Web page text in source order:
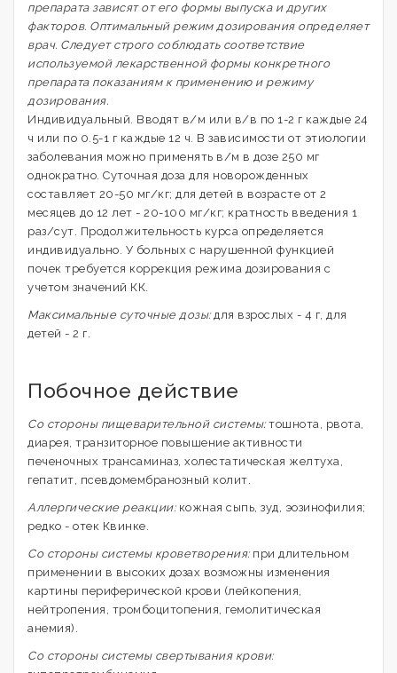
препарата зависят от его формы выпуска и других
факторов. Оптимальный режим дозирования определяет
врач. Следует строго соблюдать соответствие
используемой лекарственной формы конкретного
препарата показаниям к применению и режиму
дозирования.
Индивидуальный. Вводят в/м или в/в по 1-2 г каждые 24
ч или по 0.5-1 г каждые 12 ч. В зависимости от этиологии
заболевания можно применять в/м в дозе 250 мг
однократно. Суточная доза для новорожденных
составляет 20-50 мг/кг; для детей в возрасте от 2
месяцев до 12 лет - 20-100 мг/кг; кратность введения 1
раз/сут. Продолжительность курса определяется
индивидуально. У больных с нарушенной функцией
почек требуется коррекция режима дозирования с
учетом значений КК.
Максимальные суточные дозы:для взрослых - 4 г, для
детей - 2 г.
Побочное действие
Со стороны пищеварительной системы:тошнота, рвота,
диарея, транзиторное повышение активности
печеночных трансаминаз, холестатическая желтуха,
гепатит, псевдомембранозный колит.
Аллергические реакции:кожная сыпь, зуд, эозинофилия;
редко - отек Квинке.
Со стороны системы кроветворения:при длительном
применении в высоких дозах возможны изменения
картины периферической крови (лейкопения,
нейтропения, тромбоцитопения, гемолитическая
анемия).
Со стороны системы свертывания крови: